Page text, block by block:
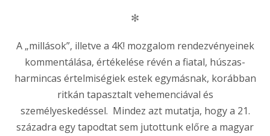
✻
A „millások”, illetve a 4K! mozgalom rendezvényeinek
kommentálása, értékelése révén a fiatal, húszas-
harmincas értelmiségiek estek egymásnak, korábban
ritkán tapasztalt vehemenciával és
személyeskedéssel. Mindez azt mutatja, hogy a 21.
századra egy tapodtat sem jutottunk előre a magyar